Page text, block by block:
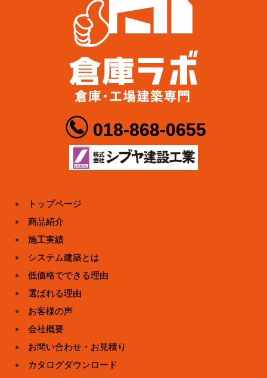
018-868-0655
トップページ
商品紹介
施工実績
システム建築とは
低価格でできる理由
選ばれる理由
お客様の声
会社概要
お問い合わせ・お見積り
カタログダウンロード